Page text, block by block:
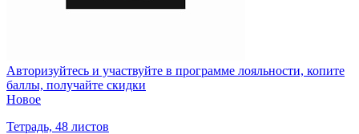
Авторизуйтесь и участвуйте в программе лояльности, копите
баллы, получайте скидки
Новое
Тетрадь, 48 листов